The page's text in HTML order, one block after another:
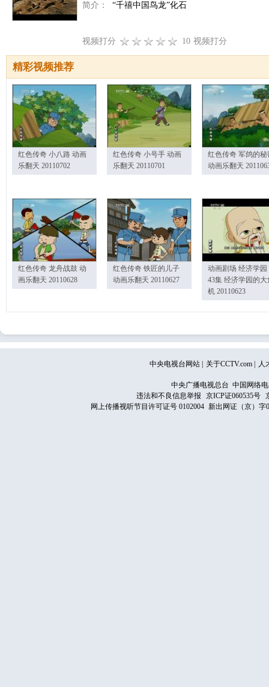
简介：
“千禧中国鸟龙”化石
视频打分 10 视频打分
精彩视频推荐
红色传奇 小八路 动画
乐翻天 20110702
红色传奇 小号手 动画
乐翻天 20110701
红色传奇 军鸽的秘
动画乐翻天
红色传奇 龙舟战鼓 动
画乐翻天 20110628
红色传奇 铁匠的儿子
动画乐翻天 20110627
动画剧场 经济学园
43集 经济学园的大
机 20110623
中央电视台网站 关于CCTV.com 人
中央广播电视总台 中国网络
违法和不良信息举报
京ICP证060535号
网上传播视听节目许可证号 0102004 新出网证（京）